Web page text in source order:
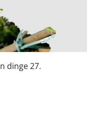
dinge 27.